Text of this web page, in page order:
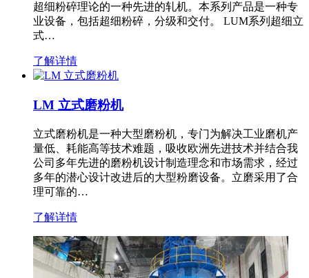
超细粉碎理论的一种先进的轧机。本系列产品是一种专
业设备，包括超细粉碎，分级和交付。 LUM系列超细立
式…
了解详情
LM 立式磨粉机
立式磨粉机是一种大型磨粉机，专门为解决工业磨机产
量低、耗能高等技术难题，吸收欧洲先进技术并结合我
公司多年先进的磨粉机设计制造理念和市场需求，经过
多年的潜心设计改进后的大型粉磨设备。立磨采用了合
理可靠的…
了解详情